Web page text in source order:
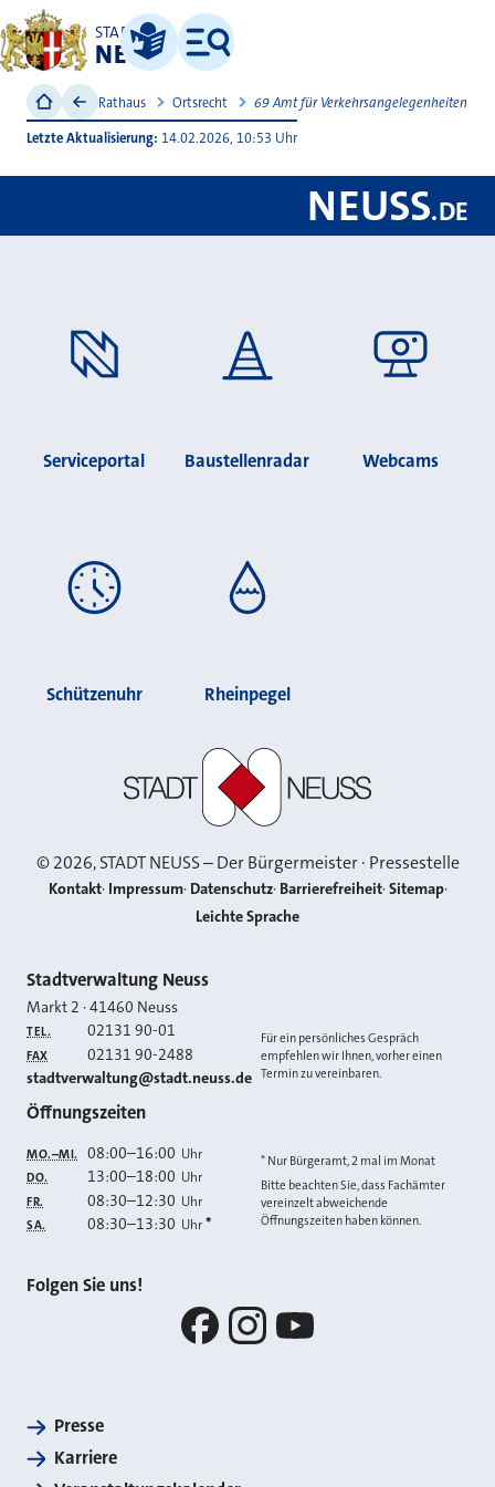
STADT
NEUSS
Leichte Sprache
Menü
Rathaus Ortsrecht 69 Amt für Verkehrsangelegenheiten
Letzte Aktualisierung 14.02.2026, 10:53 Uhr
NEUSS.DE
Serviceportal Baustellenradar Webcams
Schützenuhr Rheinpegel
©2026, STADT NEUSS – Der Bürgermeister · Pressestelle
Kontakt Impressum Datenschutz Barrierefreiheit Sitemap
Leichte Sprache
Kontakt
Stadtverwaltung Neuss
Markt 2 ·41460 Neuss
TEL. 02131 90-01
FAX 02131 90-2488
E-MAIL
stadtverwaltung@stadt.neuss.de
Für ein persönliches Gespräch
empfehlen wir Ihnen, vorher einen
Termin zu vereinbaren.
Öffnungszeiten
MO.–MI. 08:00–16:00 Uhr
DO. 13:00–18:00 Uhr
FR. 08:30–12:30 Uhr
SA. 08:30–13:30 Uhr *
* Nur Bürgeramt, 2 mal im Monat
Bitte beachten Sie, dass Fachämter
vereinzelt abweichende
Öffnungszeiten haben können.
Folgen Sie uns!
Presse
Karriere